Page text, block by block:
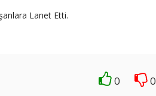
Lanet Etti.
0 0